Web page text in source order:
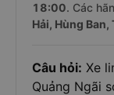
18:00. Các
Hải, Hùng Ban,
Câu hỏi: Xe
Quảng Ngãi